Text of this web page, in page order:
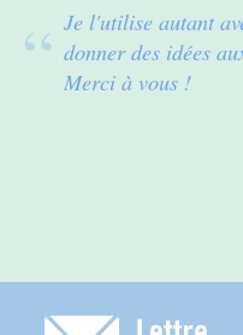
Je l'utilise autant
donner des idées
Merci à vous !